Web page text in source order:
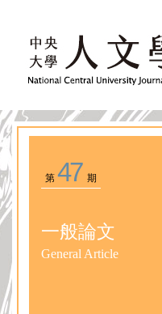
第 47 期
一般論文
General Article